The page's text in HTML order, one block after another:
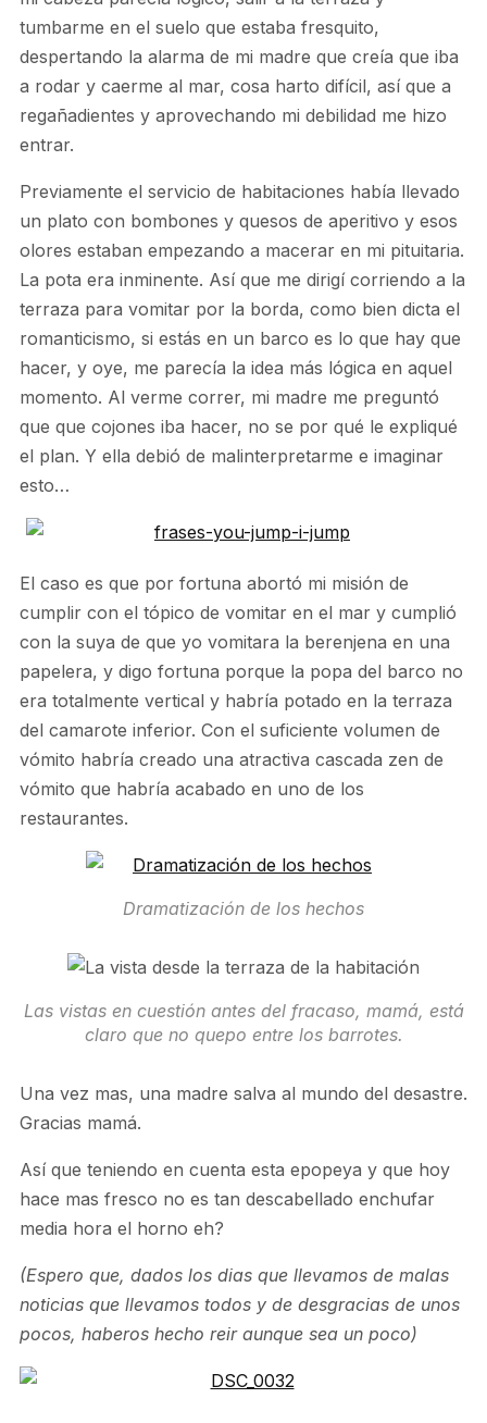
tumbarme en el suelo que estaba fresquito,
despertando la alarma de mi madre que creía que iba
a rodar y caerme al mar, cosa harto difícil, así que a
regañadientes y aprovechando mi debilidad me hizo
entrar.
Previamente el servicio de habitaciones había llevado
un plato con bombones y quesos de aperitivo y esos
olores estaban empezando a macerar en mi pituitaria.
La pota era inminente. Así que me dirigí corriendo a la
terraza para vomitar por la borda, como bien dicta el
romanticismo, si estás en un barco es lo que hay que
hacer, y oye, me parecía la idea más lógica en aquel
momento. Al verme correr, mi madre me preguntó
que que cojones iba hacer, no se por qué le expliqué
el plan. Y ella debió de malinterpretarme e imaginar
esto…
El caso es que por fortuna abortó mi misión de
cumplir con el tópico de vomitar en el mar y cumplió
con la suya de que yo vomitara la berenjena en una
papelera, y digo fortuna porque la popa del barco no
era totalmente vertical y habría potado en la terraza
del camarote inferior. Con el suficiente volumen de
vómito habría creado una atractiva cascada zen de
vómito que habría acabado en uno de los
restaurantes.
Dramatización de los hechos
Las vistas en cuestión antes del fracaso, mamá, está
claro que no quepo entre los barrotes.
Una vez mas, una madre salva al mundo del desastre.
Gracias mamá.
Así que teniendo en cuenta esta epopeya y que hoy
hace mas fresco no es tan descabellado enchufar
media hora el horno eh?
(Espero que, dados los dias que llevamos de malas
noticias que llevamos todos y de desgracias de unos
pocos, haberos hecho reir aunque sea un poco)